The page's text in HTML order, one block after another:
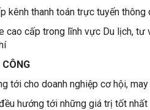
thanh toán trực tuyến thông
cấp trong lĩnh vực Du lịch, tư
cho doanh nghiệp cơ hội, may
hướng tới những giá trị tốt nhất